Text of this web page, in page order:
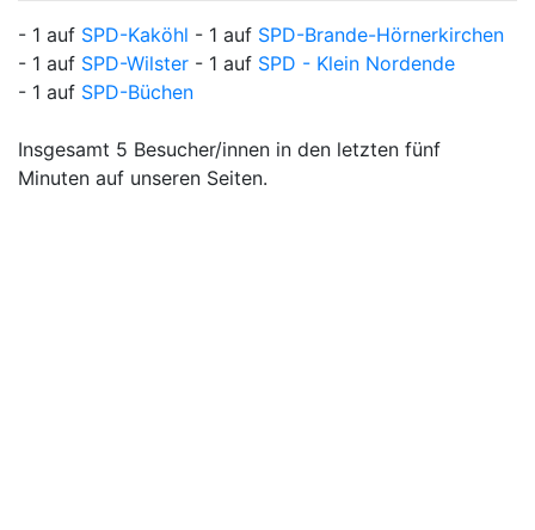
- 1 auf SPD-Kaköhl - 1 auf SPD-Brande-Hörnerkirchen
- 1 auf SPD-Wilster - 1 auf SPD - Klein Nordende
- 1 auf SPD-Büchen
Insgesamt 5 Besucher/innen in den letzten fünf
Minuten auf unseren Seiten.